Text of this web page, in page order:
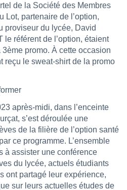
de la Société des Membres
Lot, partenaire de l’option,
proviseur du lycée, David
le référent de l’option, étaient
promo. À cette occasion
reçu le sweat-shirt de la promo
après-midi, dans l’enceinte
s’est déroulée une
de la filière de l’option santé
ce programme. L’ensemble
à assister une conférence
du lycée, actuels étudiants
ont partagé leur expérience,
sur leurs actuelles études de